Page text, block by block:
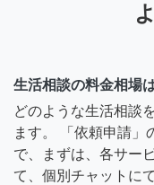
生活相談の料金相場
どのような生活相談
ます。 「依頼申請」
で、まずは、各サー
て、個別チャットに